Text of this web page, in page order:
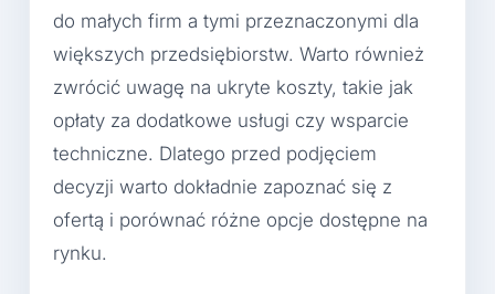
do małych firm a tymi przeznaczonymi dla
większych przedsiębiorstw. Warto również
zwrócić uwagę na ukryte koszty, takie jak
opłaty za dodatkowe usługi czy wsparcie
techniczne. Dlatego przed podjęciem
decyzji warto dokładnie zapoznać się z
ofertą i porównać różne opcje dostępne na
rynku.